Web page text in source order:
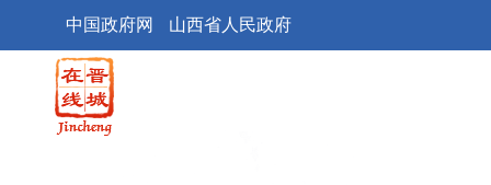
中国政府网 山西省人民政府